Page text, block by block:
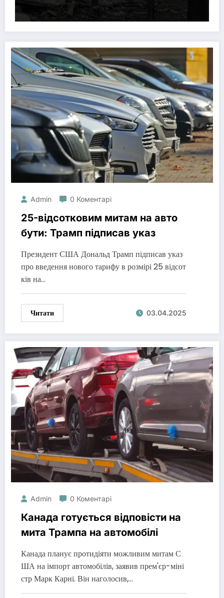
Admin 0 Коментарі
25-відсотковим митам на авто
бути: Трамп підписав указ
Президент США Дональд Трамп підписав указ
про введення нового тарифу в розмірі 25 відсот
ків на…
Читати 03.04.2025
Admin 0 Коментарі
Канада готується відповісти на
мита Трампа на автомобілі
Канада планує протидіяти можливим митам С
ША на імпорт автомобілів, заявив прем'єр-міні
стр Марк Карні. Він наголосив,…